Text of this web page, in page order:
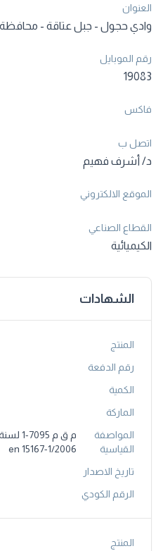
العنوان
وادي حجول - جبل عتاقة -
رقم الموبايل
19083
فاكس
اتصل ب
د/ أشرف فهيم
الموقع الالكتروني
القطاع الصناعي
الكيميائية
الشهادات
المنتج
رقم الدفعة
الكمية
الماركة
المواصفة
القياسية
en 15167-1/2006
تاريخ الاصدار
الرقم الكودي
المنتج